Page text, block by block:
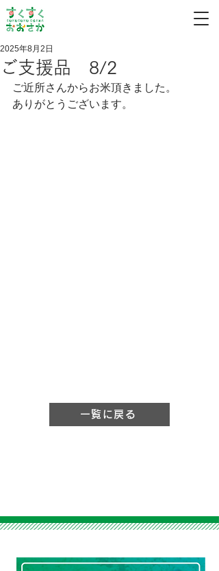
ご支援品 8/2
2025年8月2日
ご近所さんからお米頂きました。
ありがとうございます。
一覧に戻る